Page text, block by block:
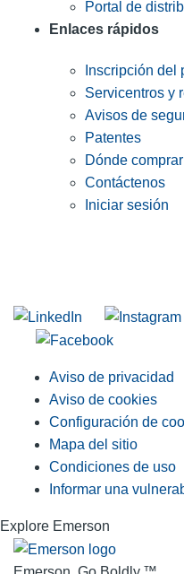
Portal de
Enlaces rápidos
Inscripción del
Servicentros y
Avisos de
Patentes
Dónde comprar
Contáctenos
Iniciar sesión
Aviso de privacidad
Aviso de cookies
Configuración de
Mapa del sitio
Condiciones de uso
Informar una
Explore Emerson